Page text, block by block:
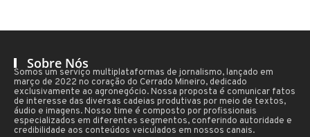
Sobre Nós
Somos um serviço multiplataformas de jornalismo, lançado em
março de 2022 no coração do Cerrado Mineiro, dedicado
exclusivamente ao agronegócio. Nossa proposta é comunicar fatos
de interesse das diversas cadeias produtivas por meio de textos,
áudio e imagens. Nosso time é composto por profissionais
especializados em diferentes segmentos, conferindo autoridade e
credibilidade aos conteúdos veiculados em nossos canais.